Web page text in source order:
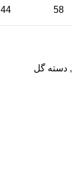
58
44
, دسته گل